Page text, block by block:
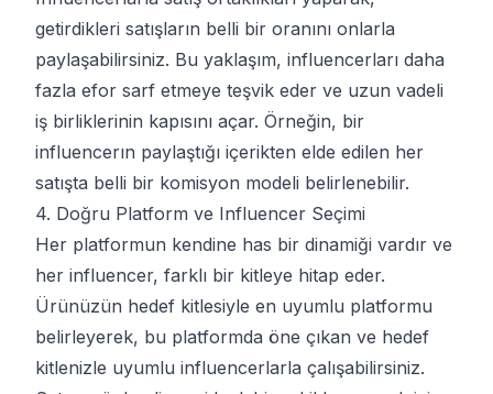
getirdikleri satışların belli bir oranını onlarla
paylaşabilirsiniz. Bu yaklaşım, influencerları daha
fazla efor sarf etmeye teşvik eder ve uzun vadeli
iş birliklerinin kapısını açar. Örneğin, bir
influencerın paylaştığı içerikten elde edilen her
satışta belli bir komisyon modeli belirlenebilir.
4. Doğru Platform ve Influencer Seçimi
Her platformun kendine has bir dinamiği vardır ve
her influencer, farklı bir kitleye hitap eder.
Ürünüzün hedef kitlesiyle en uyumlu platformu
belirleyerek, bu platformda öne çıkan ve hedef
kitlenizle uyumlu influencerlarla çalışabilirsiniz.